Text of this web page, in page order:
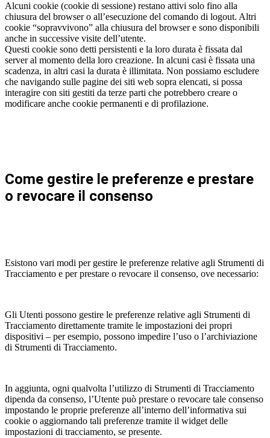
Alcuni cookie (cookie di sessione) restano attivi solo fino alla
chiusura del browser o all’esecuzione del comando di logout. Altri
cookie “sopravvivono” alla chiusura del browser e sono disponibili
anche in successive visite dell’utente.
Questi cookie sono detti persistenti e la loro durata è fissata dal
server al momento della loro creazione. In alcuni casi è fissata una
scadenza, in altri casi la durata è illimitata. Non possiamo escludere
che navigando sulle pagine dei siti web sopra elencati, si possa
interagire con siti gestiti da terze parti che potrebbero creare o
modificare anche cookie permanenti e di profilazione.
Come gestire le preferenze e prestare
o revocare il consenso
Esistono vari modi per gestire le preferenze relative agli Strumenti di
Tracciamento e per prestare o revocare il consenso, ove necessario:
Gli Utenti possono gestire le preferenze relative agli Strumenti di
Tracciamento direttamente tramite le impostazioni dei propri
dispositivi – per esempio, possono impedire l’uso o l’archiviazione
di Strumenti di Tracciamento.
In aggiunta, ogni qualvolta l’utilizzo di Strumenti di Tracciamento
dipenda da consenso, l’Utente può prestare o revocare tale consenso
impostando le proprie preferenze all’interno dell’informativa sui
cookie o aggiornando tali preferenze tramite il widget delle
impostazioni di tracciamento, se presente.